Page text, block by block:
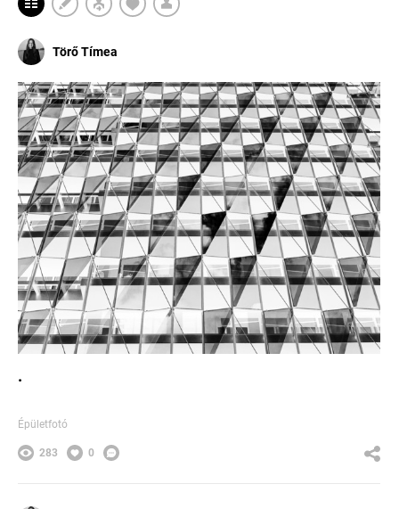
Törő Tímea
.
Épületfotó
283 0